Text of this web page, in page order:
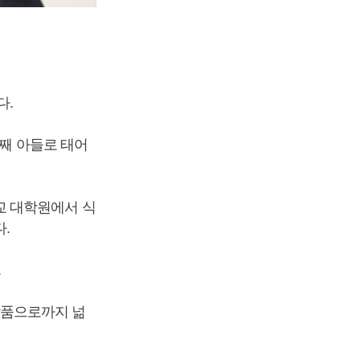
.
아들로 태어
대학원에서 식
.
으로까지 넒